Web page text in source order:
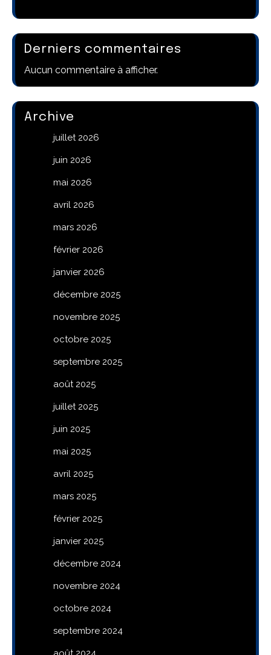
Derniers commentaires
Aucun commentaire à afficher.
Archive
juillet 2026
juin 2026
mai 2026
avril 2026
mars 2026
février 2026
janvier 2026
décembre 2025
novembre 2025
octobre 2025
septembre 2025
août 2025
juillet 2025
juin 2025
mai 2025
avril 2025
mars 2025
février 2025
janvier 2025
décembre 2024
novembre 2024
octobre 2024
septembre 2024